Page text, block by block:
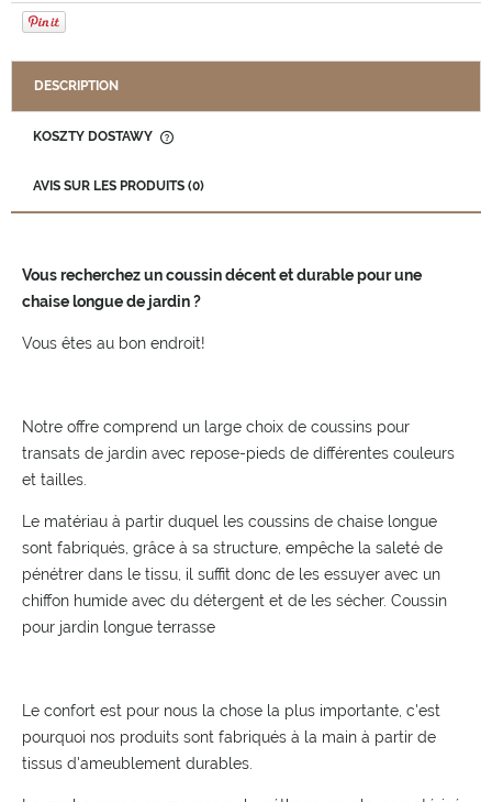
DESCRIPTION
KOSZTY DOSTAWY
AVIS SUR LES PRODUITS (0)
Vous recherchez un coussin décent et durable pour une
chaise longue de jardin ?
Vous êtes au bon endroit!
Notre offre comprend un large choix de coussins pour
transats de jardin avec repose-pieds de différentes couleurs
et tailles.
Le matériau à partir duquel les coussins de chaise longue
sont fabriqués, grâce à sa structure, empêche la saleté de
pénétrer dans le tissu, il suffit donc de les essuyer avec un
chiffon humide avec du détergent et de les sécher. Coussin
pour jardin longue terrasse
Le confort est pour nous la chose la plus importante, c'est
pourquoi nos produits sont fabriqués à la main à partir de
tissus d'ameublement durables.